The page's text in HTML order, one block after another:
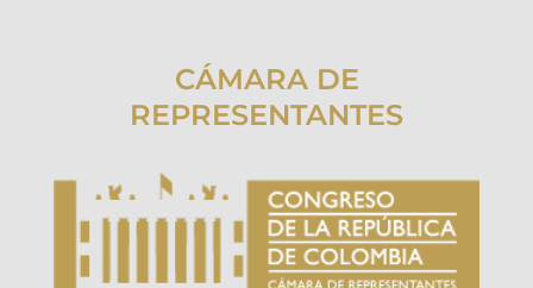
CÁMARA DE
REPRESENTANTES